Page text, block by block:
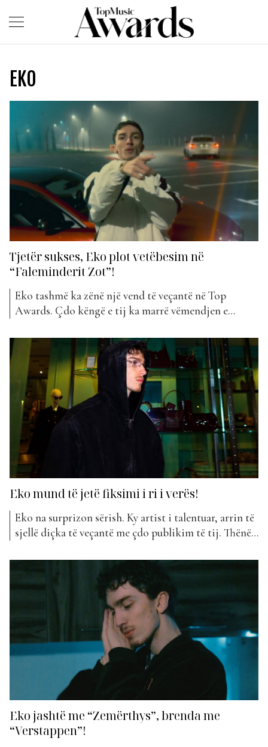
EKO
Tjetër sukses, Eko plot vetëbesim në
“Faleminderit Zot”!
Eko tashmë ka zënë një vend të veçantë në Top
Awards. Çdo këngë e tij ka marrë vëmendjen e
List”. Thënë kjo, kështu ka ndodhur edhe me
projektin e tij më të fundit. “Faleminderit Zot” është
kënga e...
Eko mund të jetë fiksimi i ri i verës!
Eko na surprizon sërish. Ky artist i talentuar, arrin të
sjellë diçka të veçantë me çdo publikim të tij. Thënë
mban titullin “Pink” dhe ka hyrë këtë javë në
klasifikimin e “The Top List”. Si dhe në...
Eko jashtë me “Zemërthys”, brenda me
“Verstappen”!